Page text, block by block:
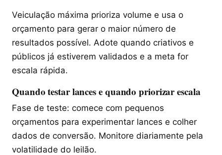
Veiculação máxima prioriza volume e usa o
orçamento para gerar o maior número de
resultados possível. Adote quando criativos e
públicos já estiverem validados e a meta for
escala rápida.
Quando testar lances e quando priorizar escala
Fase de teste: comece com pequenos
orçamentos para experimentar lances e colher
dados de conversão. Monitore diariamente pela
volatilidade do leilão.